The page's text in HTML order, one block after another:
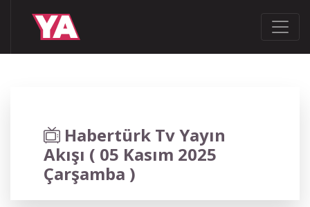
Habertürk Tv Yayın
Akışı ( 05 Kasım 2025
Çarşamba )